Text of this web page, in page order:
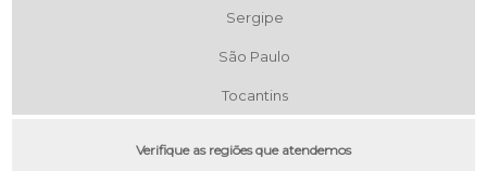
Sergipe
São Paulo
Tocantins
Verifique as regiões que atendemos